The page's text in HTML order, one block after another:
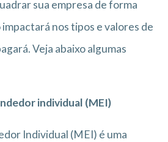
sua empresa de forma
impactará nos tipos e valores de
Veja abaixo algumas
individual (MEI)
Individual (MEI) é uma